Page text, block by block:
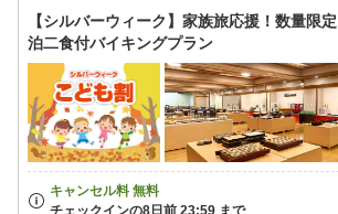
【シルバーウィーク】家族旅応援！数量限
泊二食付バイキングプラン